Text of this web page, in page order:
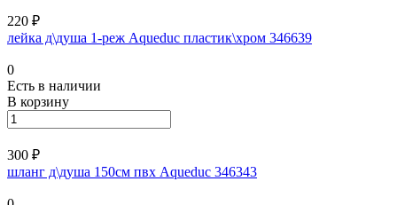
220 ₽
лейка д\душа 1-реж Aqueduc пластик\хром 346639
0
Есть в наличии
В корзину
300 ₽
шланг д\душа 150см пвх Aqueduc 346343